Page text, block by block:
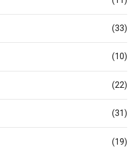
(33)
(10)
(22)
(31)
(19)